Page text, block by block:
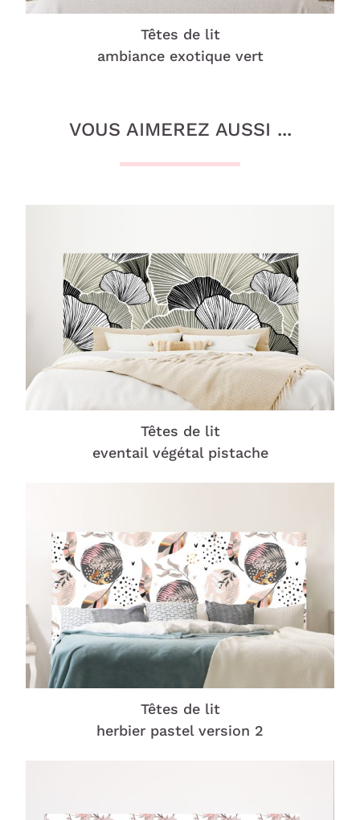
Têtes de lit
ambiance exotique vert
VOUS AIMEREZ AUSSI ...
Têtes de lit
eventail végétal pistache
Têtes de lit
herbier pastel version 2